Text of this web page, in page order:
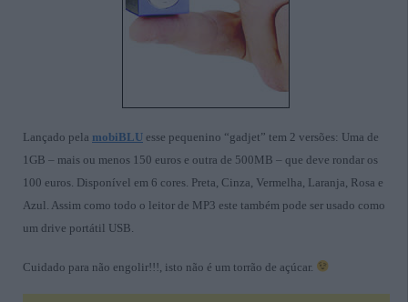
Lançado pela mobiBLU esse pequenino “gadjet” tem 2 versões: Uma de
1GB – mais ou menos 150 euros e outra de 500MB – que deve rondar os
100 euros. Disponível em 6 cores. Preta, Cinza, Vermelha, Laranja, Rosa e
Azul. Assim como todo o leitor de MP3 este também pode ser usado como
um drive portátil USB.
Cuidado para não engolir!!!, isto não é um torrão de açúcar.